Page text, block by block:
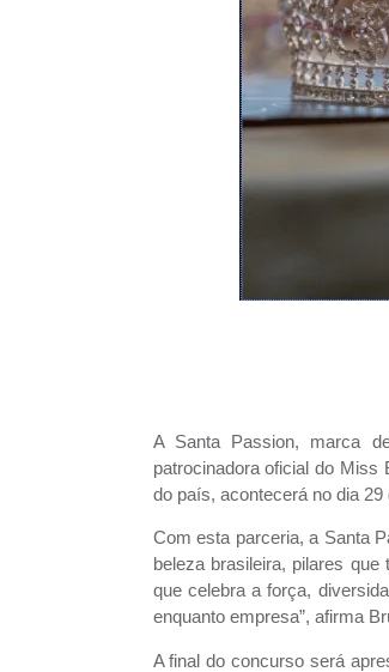
A Santa Passion, marca
patrocinadora oficial do
do país, acontecerá no dia
Com esta parceria, a Santa
beleza brasileira, pilares
que celebra a força,
enquanto empresa”, afirma
A final do concurso será